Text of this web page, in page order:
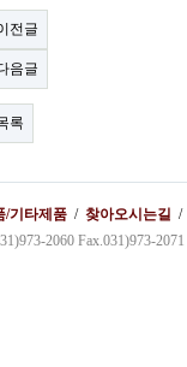
전글
음글
록
/기타제품 / 찾아오시는길
2060 Fax.031)973-